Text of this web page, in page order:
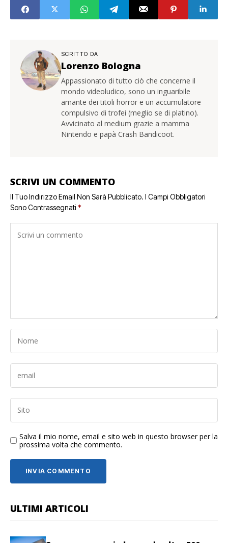
SCRITTO DA
Lorenzo Bologna
Appassionato di tutto ciò che concerne il
mondo videoludico, sono un inguaribile
amante dei titoli horror e un accumulatore
compulsivo di trofei (meglio se di platino).
Avvicinato al medium grazie a mamma
Nintendo e papà Crash Bandicoot.
SCRIVI UN COMMENTO
Il Tuo Indirizzo Email Non Sarà Pubblicato. I Campi Obbligatori
Sono Contrassegnati *
Salva il mio nome, email e sito web in questo browser per la
prossima volta che commento.
ULTIMI ARTICOLI